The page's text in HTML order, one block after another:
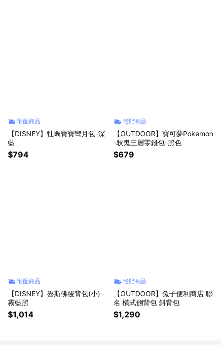
宅配商品
【DISNEY】牡蠣寶寶彎月包-深
藍
$794
宅配商品
【OUTDOOR】寶可夢Pokemon
-耿鬼三層零錢包-黑色
$679
宅配商品
【DISNEY】魯斯佛後背包(小)-
霧藍黑
$1,014
宅配商品
【OUTDOOR】兔子便利商店 聯
名 橫式側背包 斜背包
$1,290